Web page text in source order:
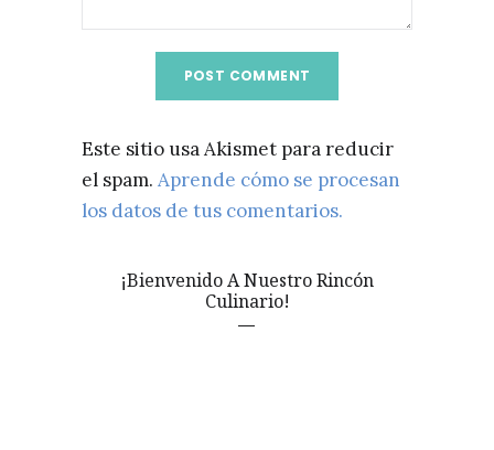
Este sitio usa Akismet para reducir
el spam. Aprende cómo se procesan
los datos de tus comentarios.
¡Bienvenido A Nuestro Rincón
Culinario!